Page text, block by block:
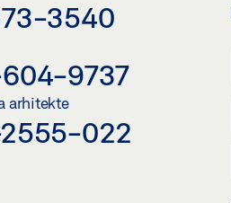
3540
9737
arhitekte
022